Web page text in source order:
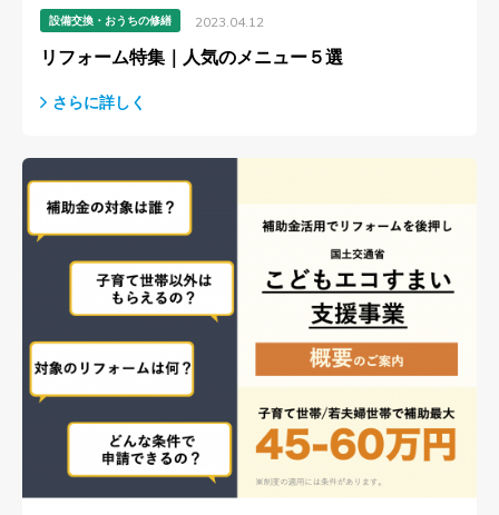
設備交換・おうちの修繕 2023.04.12
リフォーム特集｜人気のメニュー５選
さらに詳しく